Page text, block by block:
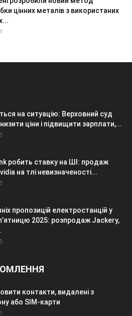
цінних металів з використаних
на ситуацію: Верховний суд
ціни і підвищити зарплати,...
робить ставку на ШІ: продаж
на тлі невизначеності...
пропозицій електростанцій у
2025: розпродаж Jackery,
контакти, видалені з
або SIM-карти